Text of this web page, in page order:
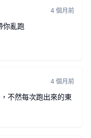
4 個月前
你亂跑
4 個月前
不然每次跑出來的東